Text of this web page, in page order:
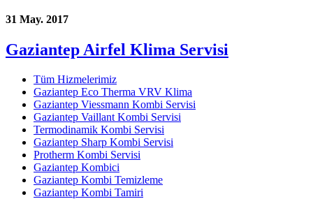
31 May. 2017
Gaziantep Airfel Klima Servisi
Tüm Hizmelerimiz
Gaziantep Eco Therma VRV Klima
Gaziantep Viessmann Kombi Servisi
Gaziantep Vaillant Kombi Servisi
Termodinamik Kombi Servisi
Gaziantep Sharp Kombi Servisi
Protherm Kombi Servisi
Gaziantep Kombici
Gaziantep Kombi Temizleme
Gaziantep Kombi Tamiri